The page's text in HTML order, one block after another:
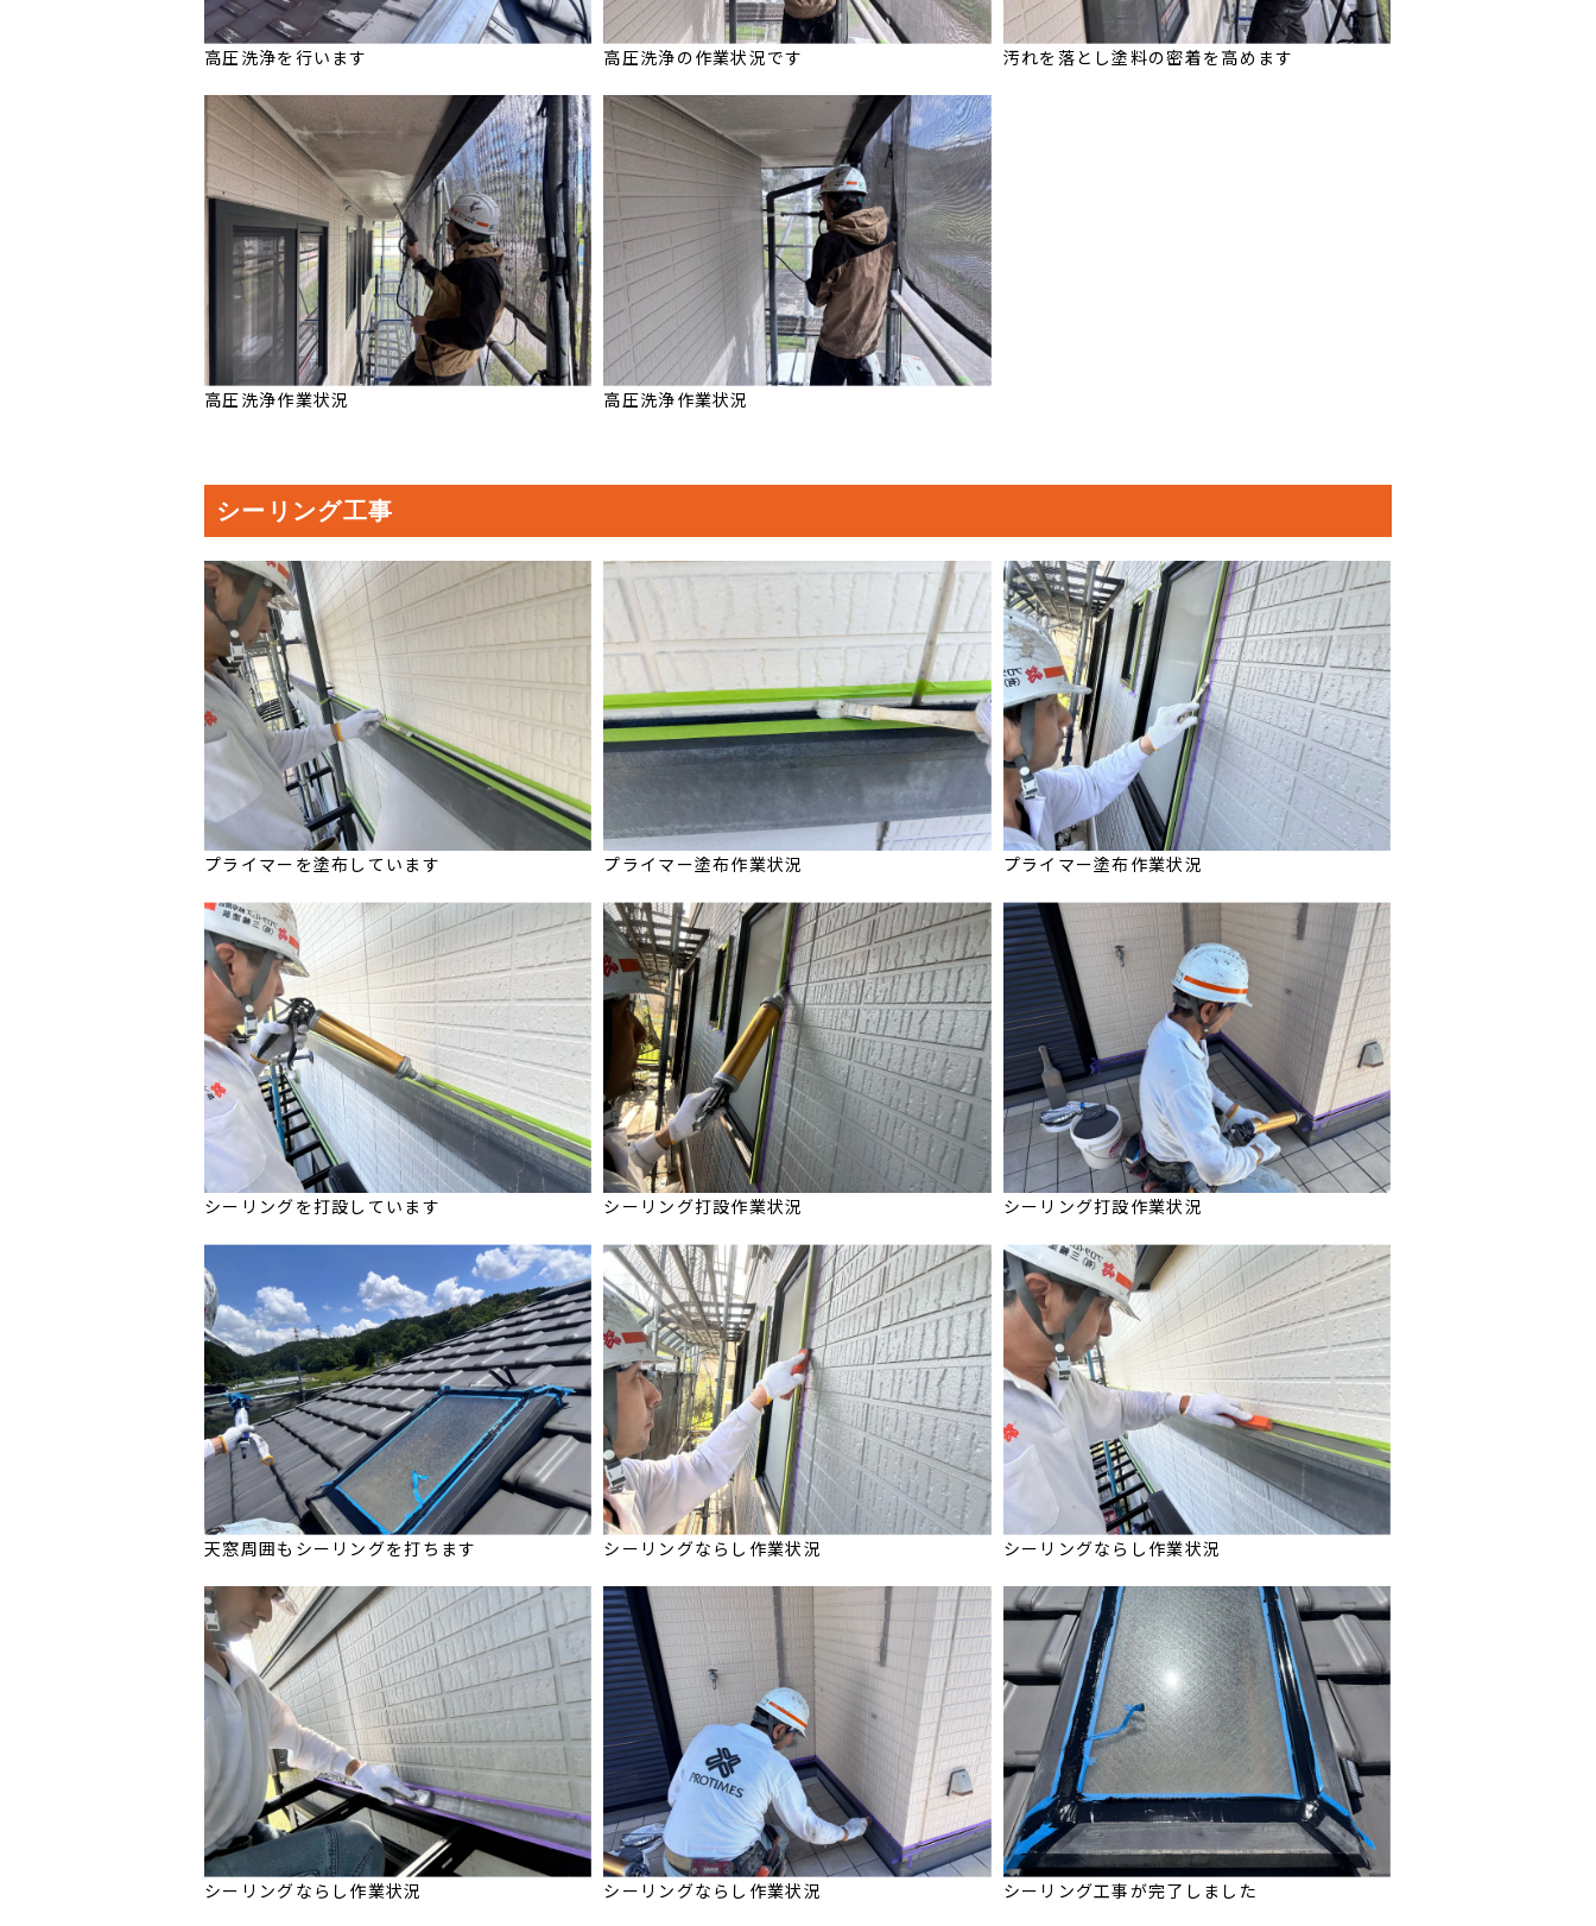
高圧洗浄を行います 高圧洗浄の作業状況です 汚れを落とし塗料の密着を高めます
高圧洗浄作業状況 高圧洗浄作業状況
シーリング工事
プライマーを塗布しています プライマー塗布作業状況 プライマー塗布作業状況
シーリングを打設しています シーリング打設作業状況 シーリング打設作業状況
天窓周囲もシーリングを打ちます シーリングならし作業状況 シーリングならし作業状況
シーリングならし作業状況 シーリングならし作業状況 シーリング工事が完了しました